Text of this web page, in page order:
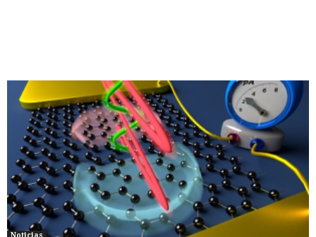
Noticias